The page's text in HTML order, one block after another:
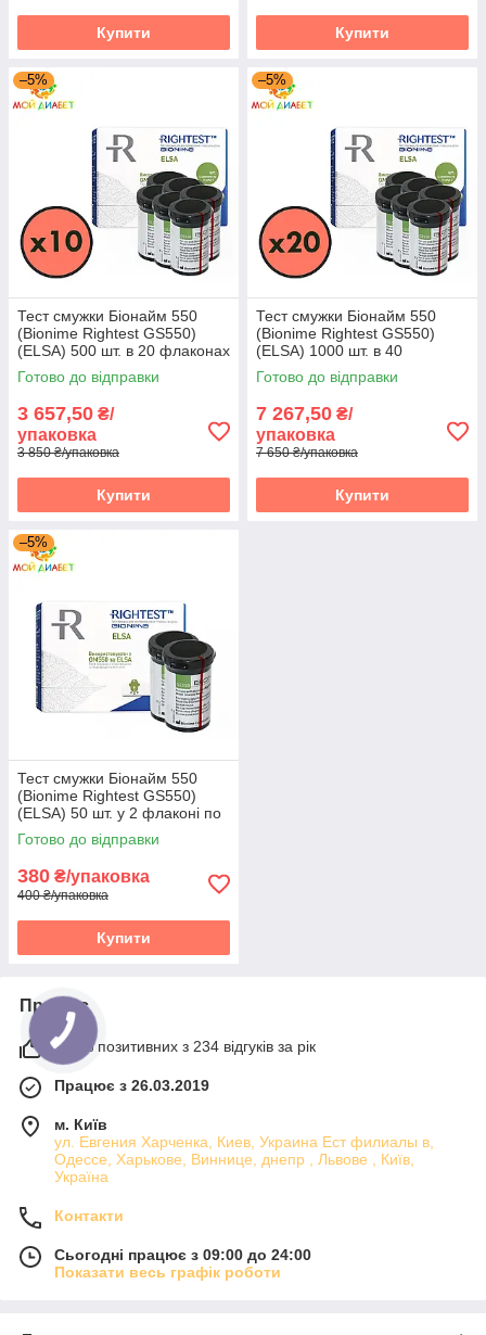
Купити Купити
–5%
Тест смужки Біонайм 550
(Bionime Rightest GS550)
(ELSA) 500 шт. в 20 флаконах
по 25 шт в упаковці
Готово до відправки
3 657,50 ₴/
упаковка
3 850 ₴/упаковка
Купити
–5%
Тест смужки Біонайм 550
(Bionime Rightest GS550)
(ELSA) 1000 шт. в 40
флаконах по 25 шт. в
пакованні
Готово до відправки
7 267,50 ₴/
упаковка
7 650 ₴/упаковка
Купити
–5%
Тест смужки Біонайм 550
(Bionime Rightest GS550)
(ELSA) 50 шт. у 2 флаконі по
25 шт. в пакованні
Готово до відправки
380 ₴/упаковка
400 ₴/упаковка
Купити
Про нас
100% позитивних з 234 відгуків за рік
Працює з 26.03.2019
м. Київ
ул. Евгения Харченка, Киев, Украина Ест филиалы в,
Одессе, Харькове, Виннице, днепр , Львове , Київ,
Україна
Контакти
Сьогодні працює з 09:00 до 24:00
Показати весь графік роботи